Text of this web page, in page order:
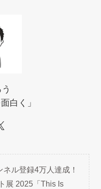
白く」
ル登録4万人達成！
展 2025「This Is